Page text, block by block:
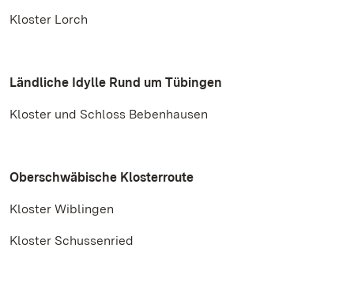
Kloster Lorch
Ländliche Idylle Rund um Tübingen
Kloster und Schloss Bebenhausen
Oberschwäbische Klosterroute
Kloster Wiblingen
Kloster Schussenried